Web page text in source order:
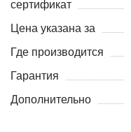
сертификат
Цена указана за
Где производится
Гарантия
Дополнительно